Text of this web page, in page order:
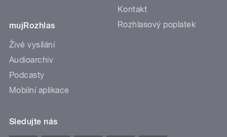
mujRozhlas
Živé vysílání
Audioarchiv
Podcasty
Mobilní aplikace
Kontakt
Rozhlasový poplatek
Sledujte nás